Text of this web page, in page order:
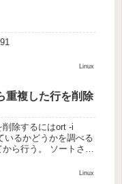
Linux
重複した行を削除
除するにはort -i
いるかどうかを調べる
ら行う。 ソートされ
...
Linux